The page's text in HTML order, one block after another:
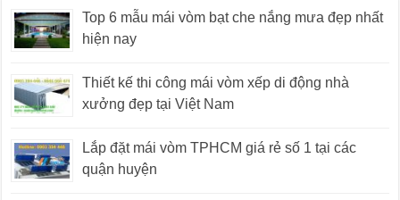
Top 6 mẫu mái vòm bạt che nắng mưa đẹp nhất
hiện nay
Thiết kế thi công mái vòm xếp di động nhà
xưởng đẹp tại Việt Nam
Lắp đặt mái vòm TPHCM giá rẻ số 1 tại các
quận huyện